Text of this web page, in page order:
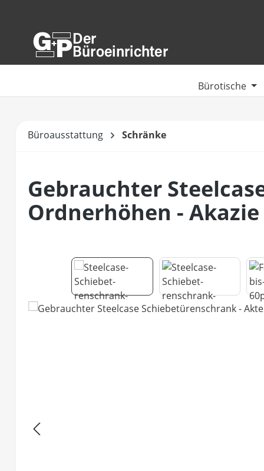
Bürotische
Büroausstattung Schränke
Gebrauchter
Ordnerhöhen -
Bildergalerie überspringen